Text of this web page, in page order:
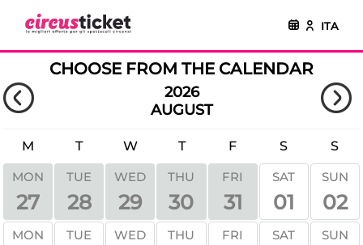
ITA
CHOOSE FROM THE CALENDAR
2026
AUGUST
M T W T F S S
MON
27
TUE
28
WED
29
THU
30
FRI
31
SAT
01
SUN
02
MON TUE WED THU FRI SAT SUN